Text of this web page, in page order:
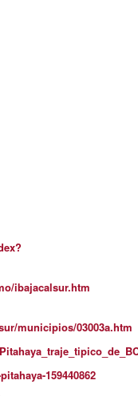
ibajacalsur.htm
municipios/03003a.htm
159440862